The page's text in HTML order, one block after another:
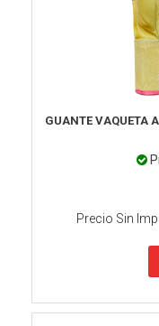
GUANTE VAQUETA
Precio Sin